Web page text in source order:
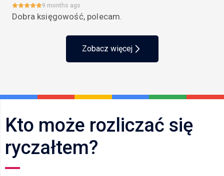
9 months ago
Dobra księgowość, polecam.
Zobacz więcej
Kto może rozliczać się
ryczałtem?